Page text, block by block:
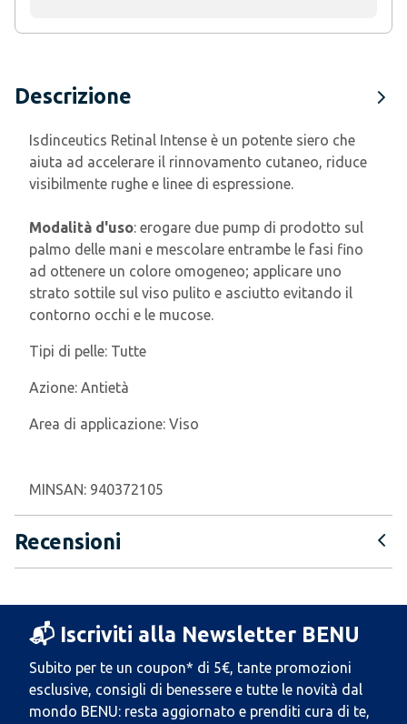
Descrizione
Isdinceutics Retinal Intense è un potente siero che
aiuta ad accelerare il rinnovamento cutaneo, riduce
visibilmente rughe e linee di espressione.
Modalità d'uso: erogare due pump di prodotto sul
palmo delle mani e mescolare entrambe le fasi fino
ad ottenere un colore omogeneo; applicare uno
strato sottile sul viso pulito e asciutto evitando il
contorno occhi e le mucose.
Tipi di pelle: Tutte
Azione: Antietà
Area di applicazione: Viso
MINSAN: 940372105
Recensioni
📬 Iscriviti alla Newsletter BENU
Subito per te un coupon* di 5€, tante promozioni
esclusive, consigli di benessere e tutte le novità dal
mondo BENU: resta aggiornato e prenditi cura di te,